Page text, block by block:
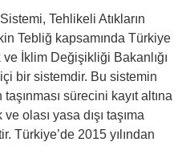
Tehlikeli Atıkların
Tebliğ kapsamında Türkiye
İklim Değişikliği Bakanlığı
bir sistemdir. Bu sistemin
sürecini kayıt altına
olası yasa dışı taşıma
Türkiye’de 2015 yılından